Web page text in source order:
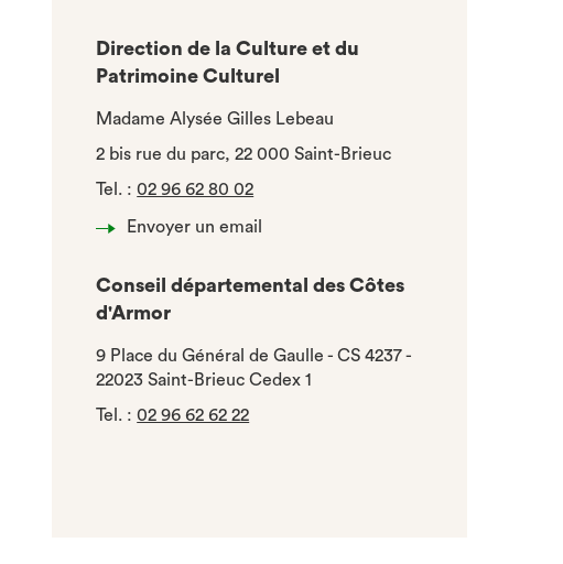
Direction de la Culture et du
Patrimoine Culturel
Madame Alysée Gilles Lebeau
2 bis rue du parc, 22 000 Saint-Brieuc
Tel. :02 96 62 80 02
Envoyer un email
Conseil départemental des Côtes
d'Armor
9 Place du Général de Gaulle - CS 4237 -
22023 Saint-Brieuc Cedex 1
Tel. :02 96 62 62 22